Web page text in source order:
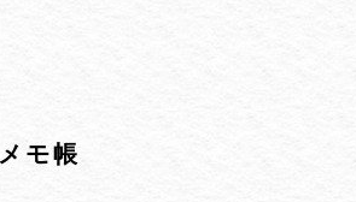
メモ帳